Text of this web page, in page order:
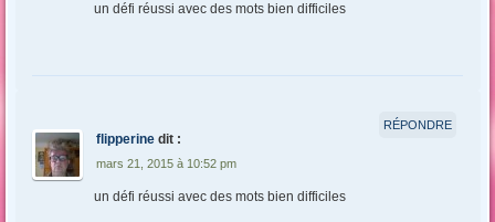
un défi réussi avec des mots bien difficiles
flipperine dit :
mars 21, 2015 à 10:52 pm
un défi réussi avec des mots bien difficiles
RÉPONDRE